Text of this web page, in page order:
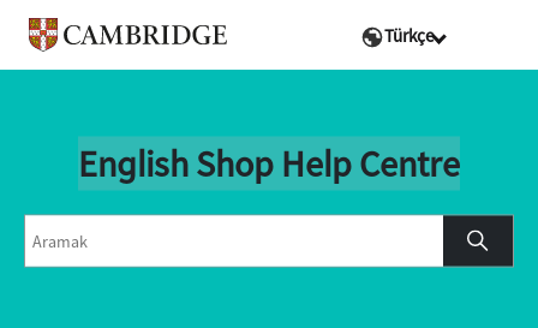
Türkçe
English Shop Help Centre